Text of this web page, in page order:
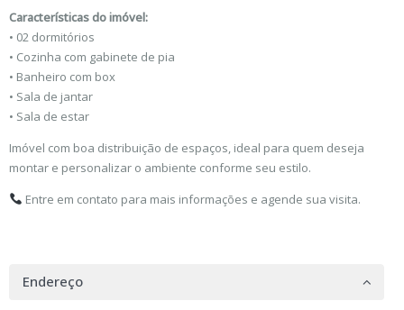
Características do imóvel:
• 02 dormitórios
• Cozinha com gabinete de pia
• Banheiro com box
• Sala de jantar
• Sala de estar
Imóvel com boa distribuição de espaços, ideal para quem deseja
montar e personalizar o ambiente conforme seu estilo.
Entre em contato para mais informações e agende sua visita.
Endereço